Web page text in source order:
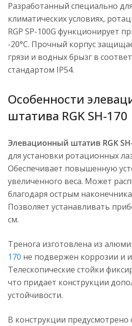
Разработанный специально
климатических условиях,
RGP SP-100G функционирует
-20°C. Прочный корпус
грязи и водных брызг в
стандартом IP54.
Особенности
штатива RGK SH-170
Элевационный штатив RGK
для установки ротационных
Обеспечивает повышенную
увеличенного веса. Может
благодаря острым
Позволяет устанавливать
см.
Тренога изготовлена из
170 не подвержен коррозии и
Телескопические стойки
что придает конструкции
устойчивости.
В конструкции предусмотрено